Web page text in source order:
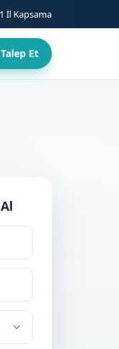
İl Kapsama
Et